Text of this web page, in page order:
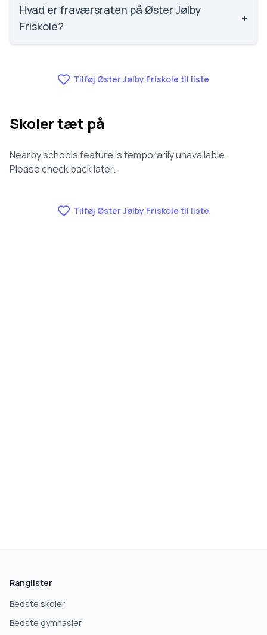
Friskole.
Hvad er fraværsraten på Øster Jølby
Friskole?
+
Tilføj Øster Jølby Friskole til liste
Skoler tæt på
Nearby schools feature is temporarily unavailable.
Please check back later.
Tilføj Øster Jølby Friskole til liste
Hvad leder du efter?
Grundskole
Ranglister
Bedste skoler
Bedste gymnasier